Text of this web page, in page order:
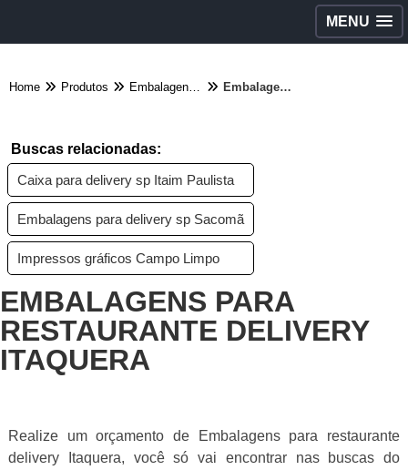
MENU
Home Produtos Embalagens diversas - Categoria Embalagens para restaurante delivery Itaquera
Buscas relacionadas:
Caixa para delivery sp Itaim Paulista
Embalagens para delivery sp Sacomã
Impressos gráficos Campo Limpo
EMBALAGENS PARA
RESTAURANTE DELIVERY
ITAQUERA
Realize um orçamento de Embalagens para restaurante
delivery Itaquera, você só vai encontrar nas buscas do